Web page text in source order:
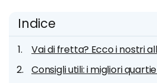
Indice
Vai di fretta? Ecco i nostri
Consigli utili: i migliori